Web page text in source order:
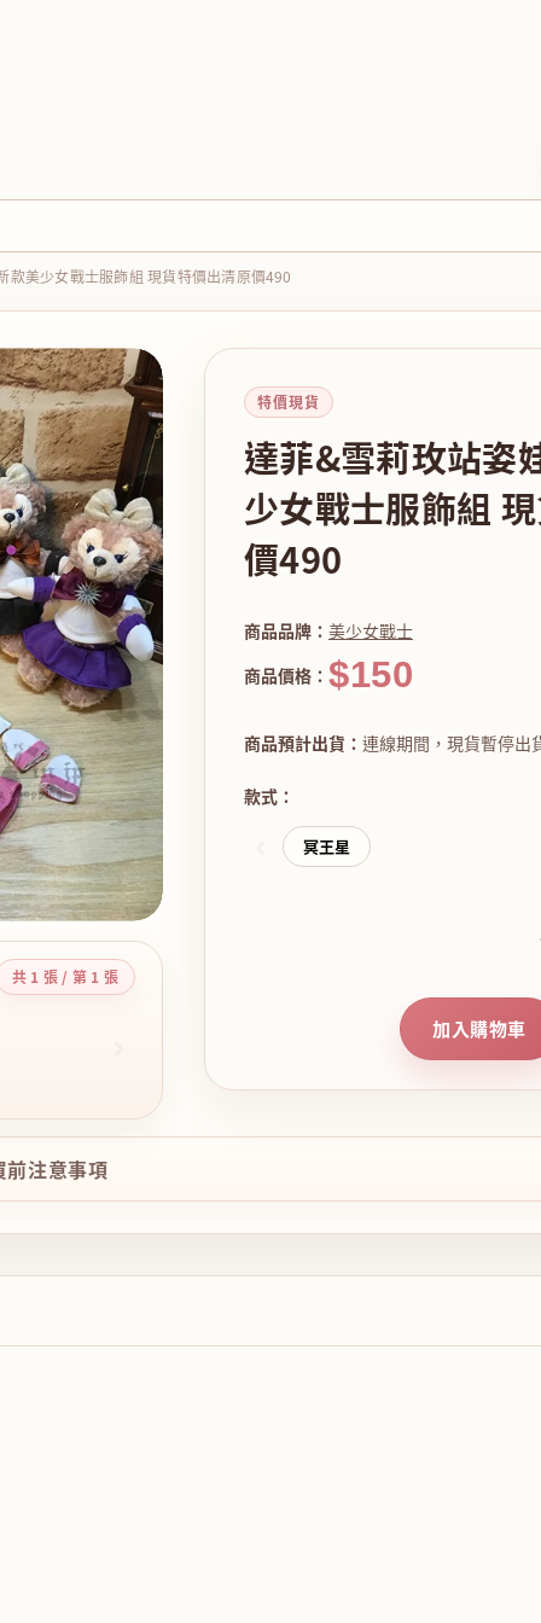
美少女戰士服飾組 現貨特價出清原價490
共 1 張 / 第 1 張
特價現貨
達菲&雪莉玫站姿
少女戰士服飾組
價490
商品品牌： 美少女戰士
商品價格： $150
商品預計出貨： 連線期間，現貨暫停出
款式：
冥王星
加入購物車
注意事項